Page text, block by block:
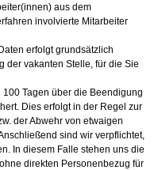
aus dem
involvierte Mitarbeiter
erfolgt grundsätzlich
der vakanten Stelle, für die Sie
100 Tagen über die Beendigung
Dies erfolgt in der Regel zur
der Abwehr von etwaigen
sind wir verpflichtet,
In diesem Falle stehen uns die
direkten Personenbezug für